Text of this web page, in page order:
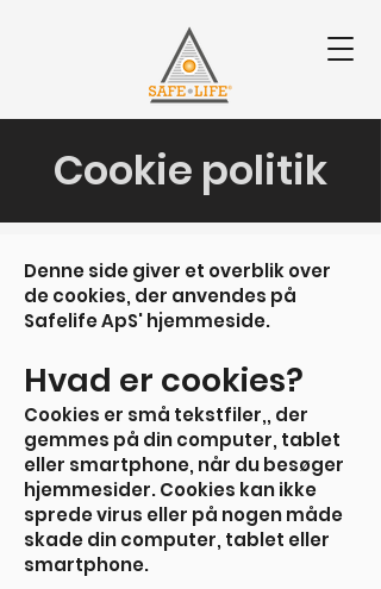
Cookie politik
Denne side giver et overblik over
de cookies, der anvendes på
Safelife ApS' hjemmeside.
Hvad er cookies?
Cookies er små tekstfiler,, der
gemmes på din computer, tablet
eller smartphone, når du besøger
hjemmesider. Cookies kan ikke
sprede virus eller på nogen måde
skade din computer, tablet eller
smartphone.